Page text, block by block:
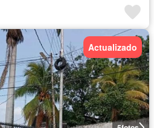
Actualizado